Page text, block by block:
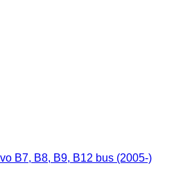
B7, B8, B9, B12 bus (2005-)